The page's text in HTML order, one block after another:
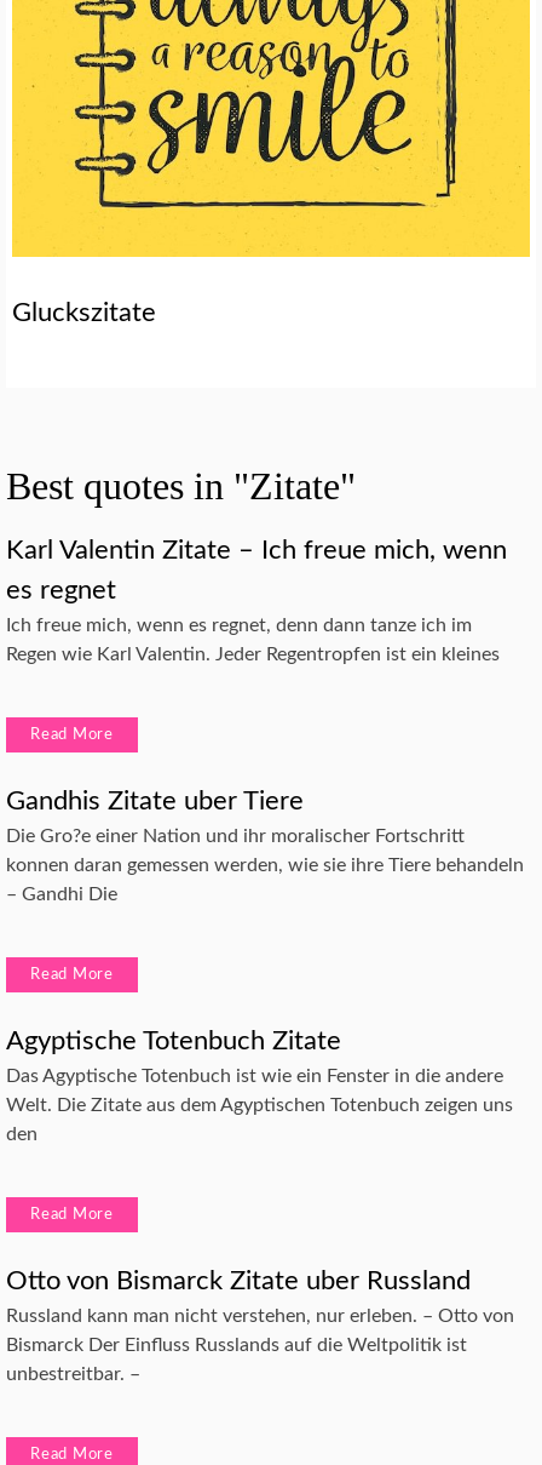
Gluckszitate
Best quotes in "Zitate"
Karl Valentin Zitate – Ich freue mich, wenn
es regnet
Ich freue mich, wenn es regnet, denn dann tanze ich im
Regen wie Karl Valentin. Jeder Regentropfen ist ein kleines
Read More
Gandhis Zitate uber Tiere
Die Gro?e einer Nation und ihr moralischer Fortschritt
konnen daran gemessen werden, wie sie ihre Tiere behandeln
– Gandhi Die
Read More
Agyptische Totenbuch Zitate
Das Agyptische Totenbuch ist wie ein Fenster in die andere
Welt. Die Zitate aus dem Agyptischen Totenbuch zeigen uns
den
Read More
Otto von Bismarck Zitate uber Russland
Russland kann man nicht verstehen, nur erleben. – Otto von
Bismarck Der Einfluss Russlands auf die Weltpolitik ist
unbestreitbar. –
Read More